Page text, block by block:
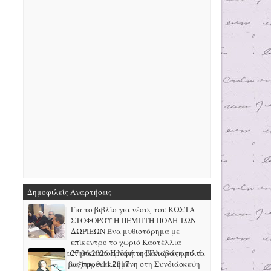
Δημοφιλείς Αναρτήσεις
Για το βιβλίο για νέους του ΚΩΣΤΑ
ΣΤΟΦΟΡΟΥ Η ΠΕΜΠΤΗ ΠΟΛΗ ΤΩΝ
ΔΩΡΙΕΩΝ Ένα μυθιστόρημα με
επίκεντρο το χωριό Καστέλλια
Φωκίδας και την καταστροφή της Γκιώνας από τα
μεταλλεία βωξίτη, 9.11.2017
27.06.2026 H Νάντια Βαλαβάνη μιλά
ως προσκεκλημένη στη Συνδιάσκεψη